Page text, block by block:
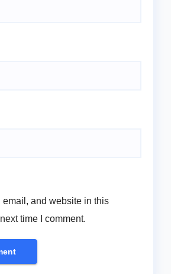
email, and website in this
time I comment.